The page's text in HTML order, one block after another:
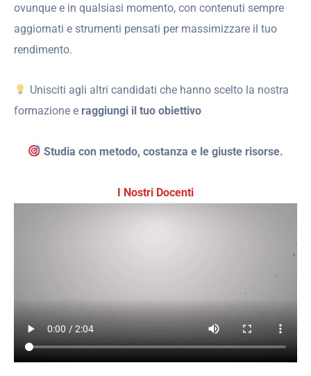
ovunque e in qualsiasi momento, con contenuti sempre
aggiornati e strumenti pensati per massimizzare il tuo
rendimento.
Unisciti agli altri candidati che hanno scelto la nostra
formazione e raggiungi il tuo obiettivo
Studia con metodo, costanza e le giuste risorse.
I Nostri Docenti